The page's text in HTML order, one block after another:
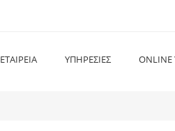
ΕΤΑΙΡΕΊΑ ΥΠΗΡΕΣΊΕΣ